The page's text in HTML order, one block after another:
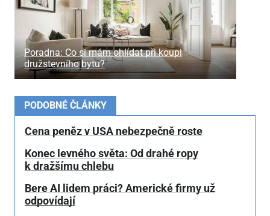
Poradna: Co si mám ohlídat při koupi
družstevního bytu?
PODOBNÉ ČLÁNKY
Cena peněz v USA nebezpečně roste
Konec levného světa: Od drahé ropy
k dražšímu chlebu
Bere AI lidem práci? Americké firmy už
odpovídají